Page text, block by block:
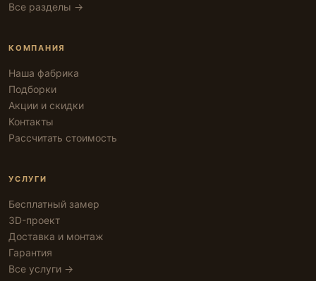
Все разделы →
КОМПАНИЯ
Наша фабрика
Подборки
Акции и скидки
Контакты
Рассчитать стоимость
УСЛУГИ
Бесплатный замер
3D-проект
Доставка и монтаж
Гарантия
Все услуги →